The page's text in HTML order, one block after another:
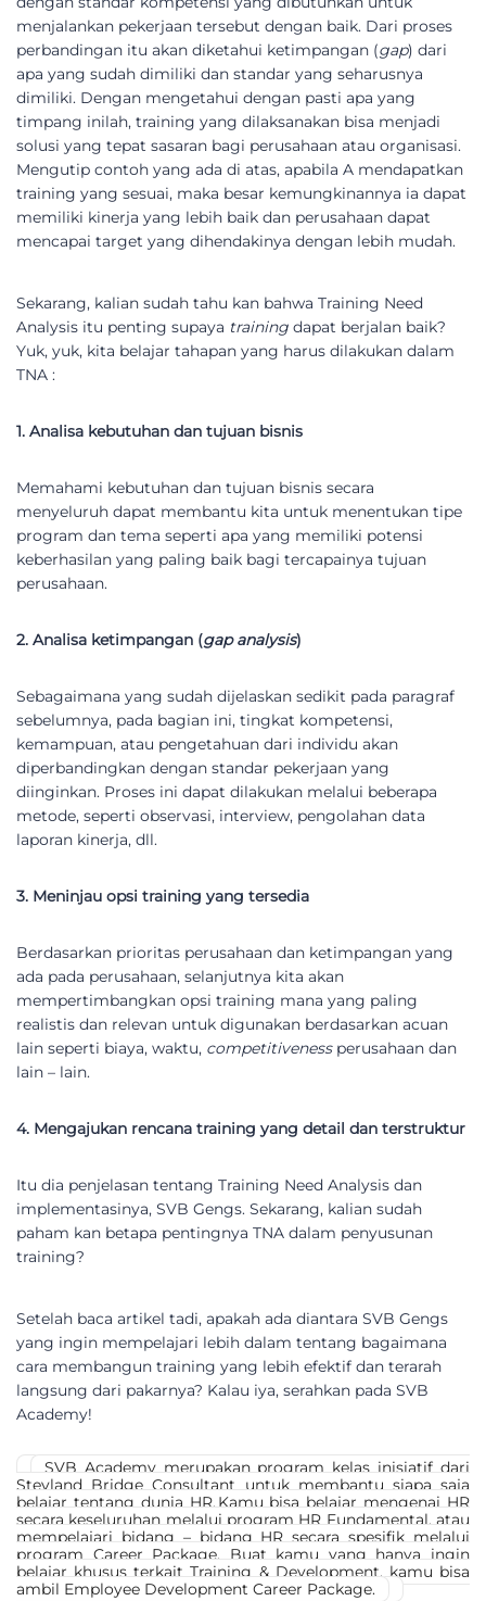
menjalankan pekerjaan tersebut dengan baik. Dari proses
perbandingan itu akan diketahui ketimpangan (gap) dari
apa yang sudah dimiliki dan standar yang seharusnya
dimiliki. Dengan mengetahui dengan pasti apa yang
timpang inilah, training yang dilaksanakan bisa menjadi
solusi yang tepat sasaran bagi perusahaan atau organisasi.
Mengutip contoh yang ada di atas, apabila A mendapatkan
training yang sesuai, maka besar kemungkinannya ia dapat
memiliki kinerja yang lebih baik dan perusahaan dapat
mencapai target yang dihendakinya dengan lebih mudah.
Sekarang, kalian sudah tahu kan bahwa Training Need
Analysis itu penting supaya training dapat berjalan baik?
Yuk, yuk, kita belajar tahapan yang harus dilakukan dalam
TNA :
1. Analisa kebutuhan dan tujuan bisnis
Memahami kebutuhan dan tujuan bisnis secara
menyeluruh dapat membantu kita untuk menentukan tipe
program dan tema seperti apa yang memiliki potensi
keberhasilan yang paling baik bagi tercapainya tujuan
perusahaan.
2. Analisa ketimpangan (gap analysis)
Sebagaimana yang sudah dijelaskan sedikit pada paragraf
sebelumnya, pada bagian ini, tingkat kompetensi,
kemampuan, atau pengetahuan dari individu akan
diperbandingkan dengan standar pekerjaan yang
diinginkan. Proses ini dapat dilakukan melalui beberapa
metode, seperti observasi, interview, pengolahan data
laporan kinerja, dll.
3. Meninjau opsi training yang tersedia
Berdasarkan prioritas perusahaan dan ketimpangan yang
ada pada perusahaan, selanjutnya kita akan
mempertimbangkan opsi training mana yang paling
realistis dan relevan untuk digunakan berdasarkan acuan
lain seperti biaya, waktu, competitiveness perusahaan dan
lain – lain.
4. Mengajukan rencana training yang detail dan terstruktur
Itu dia penjelasan tentang Training Need Analysis dan
implementasinya, SVB Gengs. Sekarang, kalian sudah
paham kan betapa pentingnya TNA dalam penyusunan
training?
Setelah baca artikel tadi, apakah ada diantara SVB Gengs
yang ingin mempelajari lebih dalam tentang bagaimana
cara membangun training yang lebih efektif dan terarah
langsung dari pakarnya? Kalau iya, serahkan pada SVB
Academy!
SVB Academy merupakan program kelas inisiatif dari
Stevland Bridge Consultant untuk membantu siapa saja
belajar tentang dunia HR. Kamu bisa belajar mengenai HR
secara keseluruhan melalui program HR Fundamental, atau
mempelajari bidang – bidang HR secara spesifik melalui
program Career Package. Buat kamu yang hanya ingin
belajar khusus terkait Training & Development, kamu bisa
ambil Employee Development Career Package.